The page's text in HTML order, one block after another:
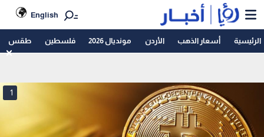
English
الرئيسية أسعار الذهب الأردن مونديال 2026 فلسطين طقس
1